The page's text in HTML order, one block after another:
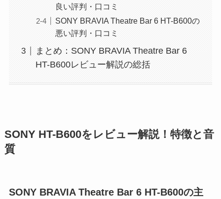
良い評判・口コミ
SONY BRAVIA Theatre Bar 6 HT-B600の
悪い評判・口コミ
まとめ：SONY BRAVIA Theatre Bar 6
HT-B600レビュー解説の総括
SONY HT-B600をレビュー解説！特徴と音
質
SONY BRAVIA Theatre Bar 6 HT-B600の主